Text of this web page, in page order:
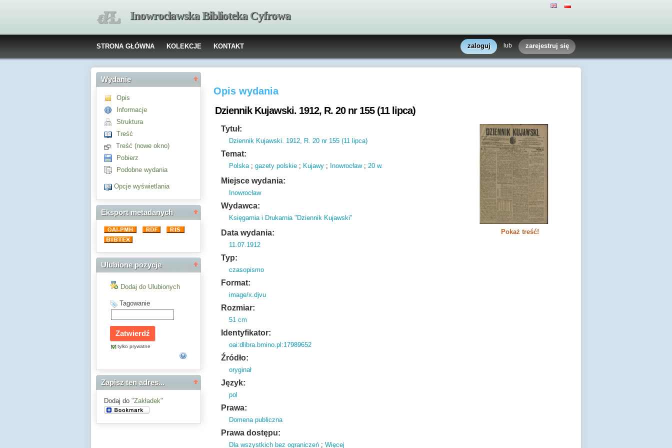
Inowrocławska Biblioteka Cyfrowa
STRONA GŁÓWNA KOLEKCJE KONTAKT zaloguj lub zarejestruj się
Wydanie
Opis
Informacje
Struktura
Treść
Treść (nowe okno)
Pobierz
Podobne wydania
Opcje wyświetlania
Eksport metadanych
Ulubione pozycje
Dodaj do Ulubionych
Tagowanie
tylko prywatne
Zapisz ten adres...
Dodaj do "Zakładek"
Opis wydania
Dziennik Kujawski. 1912, R. 20 nr 155 (11 lipca)
Pokaż treść!
Tytuł:
Dziennik Kujawski. 1912, R. 20 nr 155 (11 lipca)
Temat:
Polska;gazety polskie ; Kujawy ; Inowrocław;20 w.
Miejsce wydania:
Inowrocław
Wydawca:
Księgarnia i Drukarnia "Dziennik Kujawski"
Data wydania:
11.07.1912
Typ:
czasopismo
Format:
image/x.djvu
Rozmiar:
51 cm
Identyfikator:
oai:dlibra.bmino.pl:17989652
Źródło:
oryginał
Język:
pol
Prawa:
Domena publiczna
Prawa dostępu:
Dla wszystkich bez ograniczeń ;Więcej